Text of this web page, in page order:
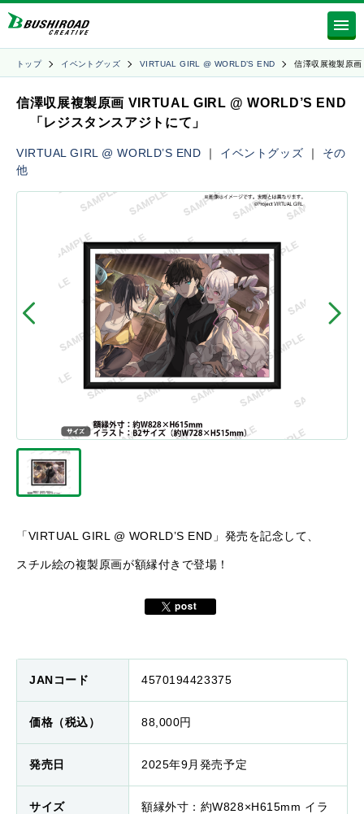
トップ イベントグッズ VIRTUAL GIRL @ WORLD’S END 信澤収展複製原
信澤収展複製原画 VIRTUAL GIRL @ WORLD’S END
「レジスタンスアジトにて」
VIRTUAL GIRL @ WORLD’S END ｜ イベントグッズ ｜ その
他
「VIRTUAL GIRL @ WORLD’S END」発売を記念して、
スチル絵の複製原画が額縁付きで登場！
JANコード 4570194423375
価格（税込） 88,000円
発売日 2025年9月発売予定
サイズ
額縁外寸：約W828×H615mm イラ